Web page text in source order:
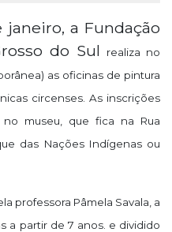
janeiro, a Fundação
do Sul
realiza no
as oficinas de pintura
circenses. As inscrições
museu, que fica na Rua
das Nações Indígenas ou
professora Pâmela Savala, a
a partir de 7 anos. e dividido